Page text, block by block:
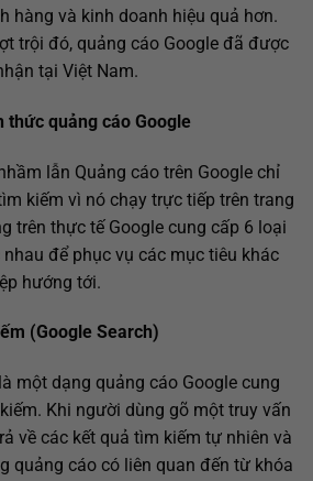
hàng và kinh doanh hiệu quả hơn.
trội đó, quảng cáo Google đã được
tại Việt Nam.
thức quảng cáo Google
lẫn Quảng cáo trên Google chỉ
kiếm vì nó chạy trực tiếp trên trang
trên thực tế Google cung cấp 6 loại
để phục vụ các mục tiêu khác
hướng tới.
(Google Search)
một dạng quảng cáo Google cung
Khi người dùng gõ một truy vấn
về các kết quả tìm kiếm tự nhiên và
quảng cáo có liên quan đến từ khóa